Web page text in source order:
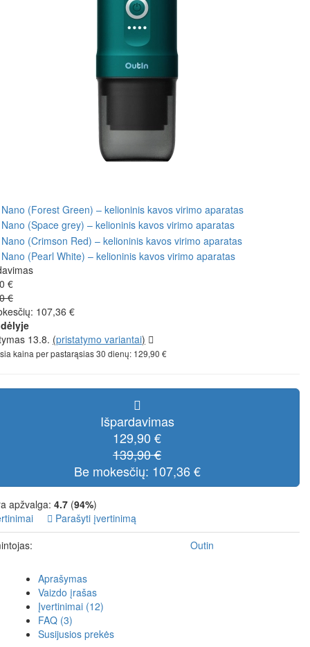
€
€
107,36 €
13.8. (pristatymo variantai)
kaina per pastarąsias 30 dienų: 129,90 €
Išpardavimas
129,90 €
139,90 €
Be mokesčių: 107,36 €
apžvalga: 4.7 (94%)
Parašyti įvertinimą
Outin
Aprašymas
Vaizdo įrašas
Įvertinimai (12)
FAQ (3)
Susijusios prekės